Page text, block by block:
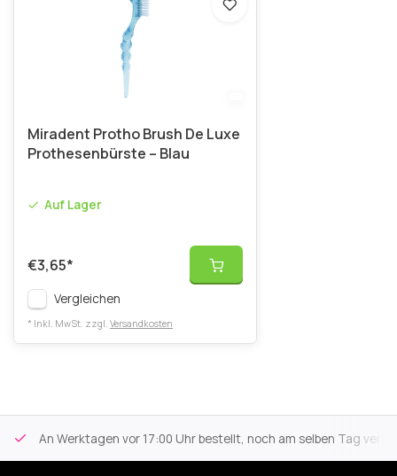
Miradent Protho Brush De Luxe
Prothesenbürste – Blau
Auf Lager
€3,65*
Vergleichen
* Inkl. MwSt. zzgl. Versandkosten
An Werktagen vor 17:00 Uhr bestellt, noch am selben Tag